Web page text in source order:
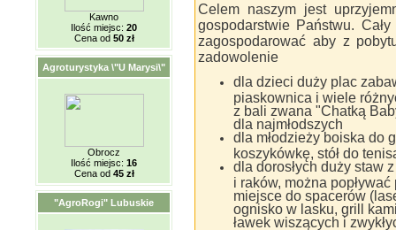
Kawno
Ilość miejsc: 20
Cena od 50 zł
Agroturystyka \"U Marysi\"
Obrocz
Ilość miejsc: 16
Cena od 45 zł
"AgroRogi" Lubuskie
Celem naszym jest
gospodarstwie Państwu.
zagospodarować aby z
zadowolenie
dla dzieci duży plac
piaskownica i wiele
z bali zwana "Chatką
dla najmłodszych
dla młodzieży boiska do
koszykówkę, stół do
dla dorosłych duży staw
i raków, można
miejsce do spacerów
ognisko w lasku, grill
ławek wiszących i